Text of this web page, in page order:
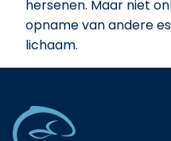
hersenen. Maar niet
opname van andere
lichaam.